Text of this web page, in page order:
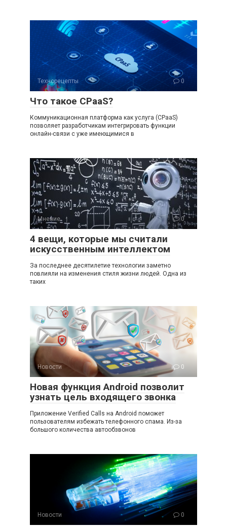
Технорецепты 0
Что такое CPaaS?
Коммуникационная платформа как услуга (CPaaS)
позволяет разработчикам интегрировать функции
онлайн-связи с уже имеющимися в
Мнение 0
4 вещи, которые мы считали
искусственным интеллектом
За последнее десятилетие технологии заметно
повлияли на изменения стиля жизни людей. Одна из
таких
Новости 0
Новая функция Android позволит
узнать цель входящего звонка
Приложение Verified Calls на Android поможет
пользователям избежать телефонного спама. Из-за
большого количества автообзвонов
Новости 0